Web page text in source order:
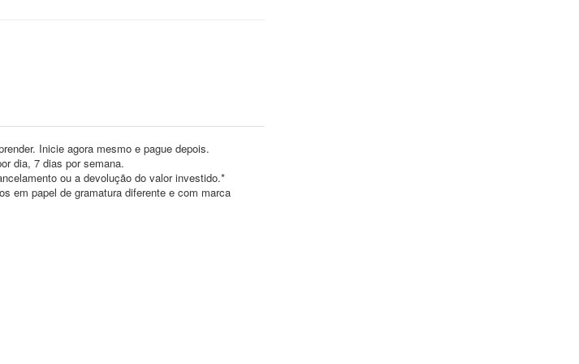
Inicie agora mesmo e pague depois.
dia, 7 dias por semana.
ou a devolução do valor investido.*
em papel de gramatura diferente e com marca